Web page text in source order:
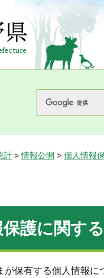
長野県Nagano
計 >情報公開 > 個人情報
護に関す
が保有する個人情報に